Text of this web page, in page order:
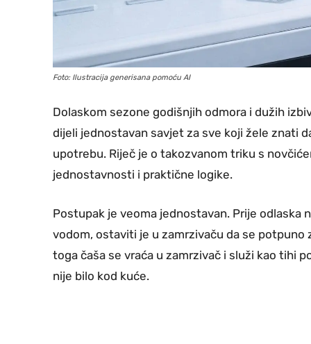
Foto: Ilustracija generisana pomoću AI
Dolaskom sezone godišnjih odmora i dužih
dijeli jednostavan savjet za sve koji žele znati
upotrebu. Riječ je o takozvanom triku s
jednostavnosti i praktične logike.
Postupak je veoma jednostavan. Prije
vodom, ostaviti je u zamrzivaču da se potpuno
toga čaša se vraća u zamrzivač i služi kao tihi
nije bilo kod kuće.